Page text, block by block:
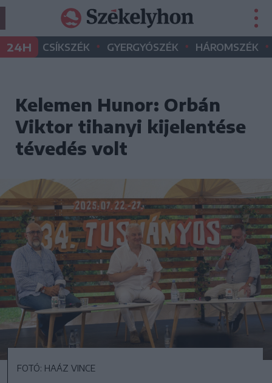
24H CSÍKSZÉK • GYERGYÓSZÉK • HÁROMSZÉK •
Kelemen Hunor: Orbán
Viktor tihanyi kijelentése
tévedés volt
FOTÓ: HAÁZ VINCE